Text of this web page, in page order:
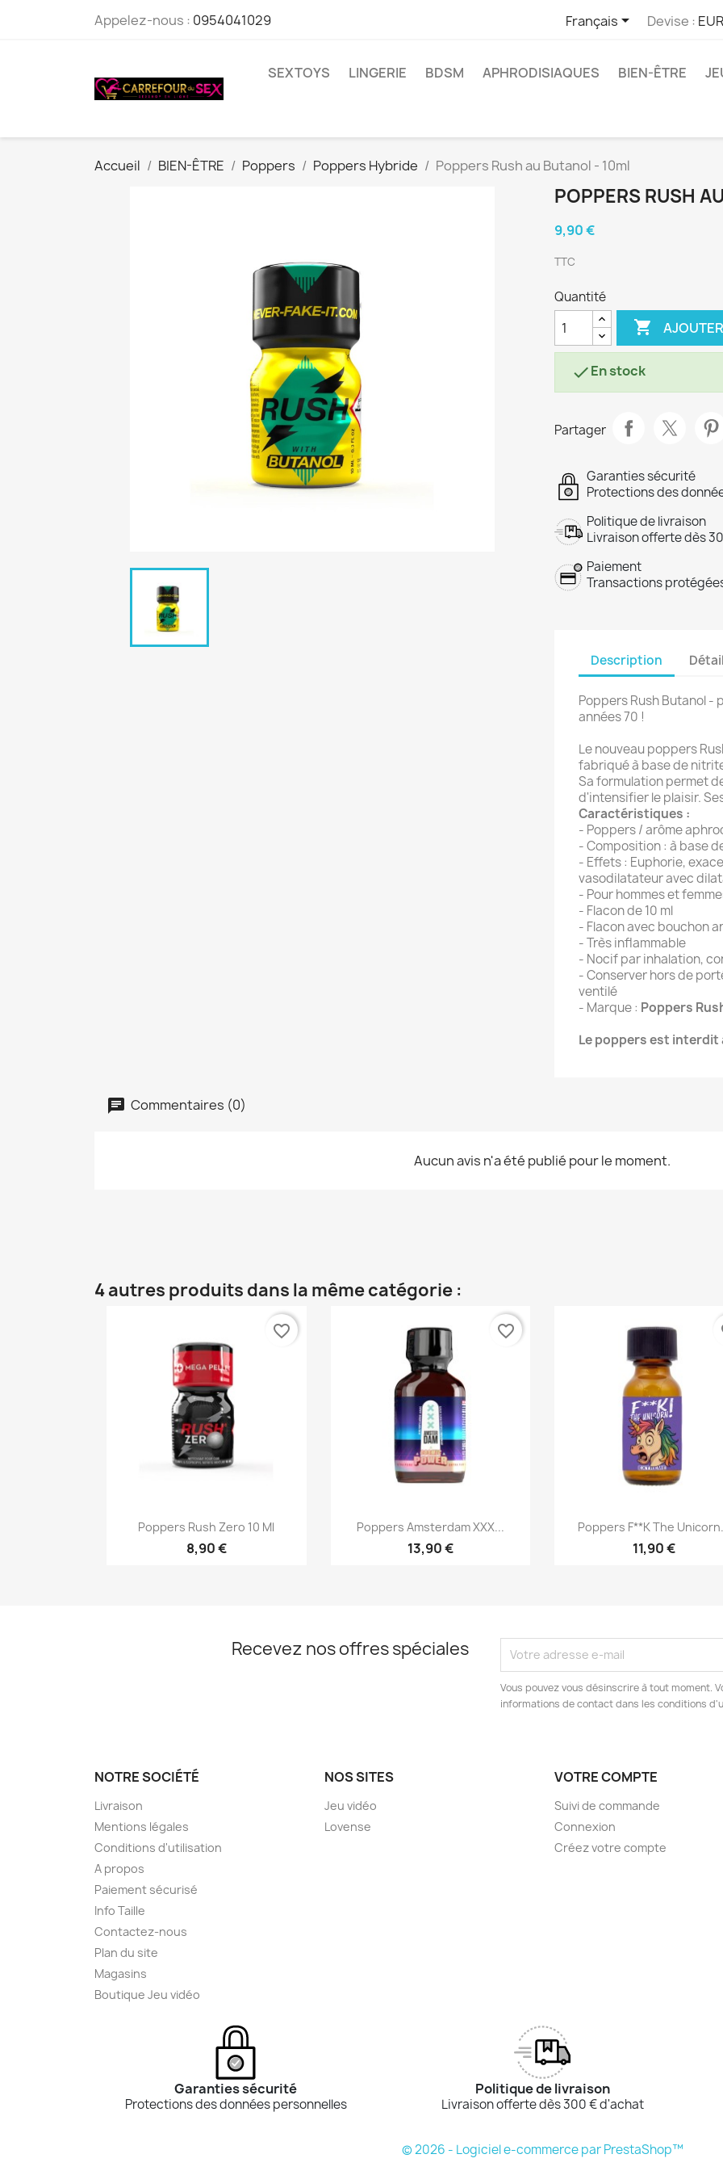
Appelez-nous : 0954041029 Français Devise :
SEXTOYS LINGERIE BDSM APHRODISIAQUES BIEN-ÊTRE
Accueil BIEN-ÊTRE Poppers Poppers Hybride Poppers Rush au Butanol - 10ml
POPPERS RUSH
9,90 €
TTC
Quantité

En stock
Partager
Garanties sécurité
Protections des
Politique de livraison
Livraison offerte dès
Paiement
Transactions
Description
Poppers Rush Butanol
années 70 !
Le nouveau poppers
fabriqué à base de
Sa formulation permet
d'intensifier le plaisir.
Caractéristiques :
- Poppers / arôme
- Composition : à base
- Effets : Euphorie,
vasodilatateur avec
- Pour hommes et
- Flacon de 10 ml
- Flacon avec bouchon
- Très inflammable
- Nocif par inhalation,
- Conserver hors de
ventilé
- Marque : Poppers
Le poppers est interdit
Commentaires (0)
Aucun avis n'a été publié pour le moment.
4 autres produits dans la même catégorie :
Aperçu rapide
Poppers Rush Zero 10 Ml
8,90 €
favorite_border
Aperçu rapide
Poppers Amsterdam XXX...
13,90 €
favorite_border
Aperçu rapide
Poppers F**k The
11,90 €
Recevez nos offres spéciales
Vous pouvez vous désinscrire à tout moment.
informations de contact dans les conditions
NOTRE SOCIÉTÉ
Livraison
Mentions légales
Conditions d'utilisation
A propos
Paiement sécurisé
Info Taille
Contactez-nous
Plan du site
Magasins
Boutique Jeu vidéo
NOS SITES
Jeu vidéo
Lovense
VOTRE COMPTE
Suivi de commande
Connexion
Créez votre compte
Garanties sécurité
Protections des données personnelles
Politique de livraison
Livraison offerte dès 300 € d'achat
© 2026 - Logiciel e-commerce par PrestaShop™